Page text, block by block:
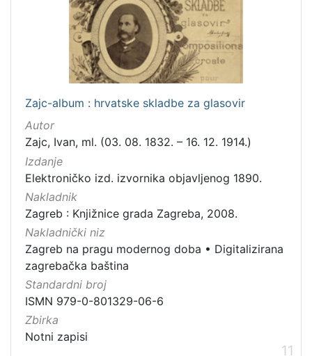
Zajc-album : hrvatske skladbe za glasovir
Autor
Zajc, Ivan, ml. (03. 08. 1832. – 16. 12. 1914.)
Izdanje
Elektroničko izd. izvornika objavljenog 1890.
Nakladnik
Zagreb : Knjižnice grada Zagreba, 2008.
Nakladnički niz
Zagreb na pragu modernog doba • Digitalizirana
zagrebačka baština
Standardni broj
ISMN 979-0-801329-06-6
Zbirka
Notni zapisi
11